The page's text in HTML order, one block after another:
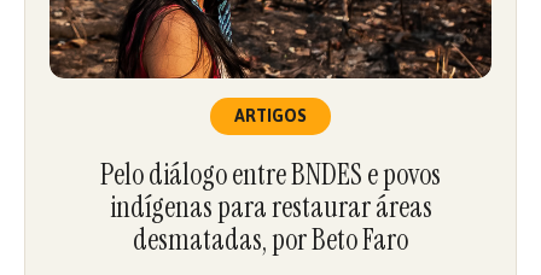
ARTIGOS
Pelo diálogo entre BNDES e povos
indígenas para restaurar áreas
desmatadas, por Beto Faro